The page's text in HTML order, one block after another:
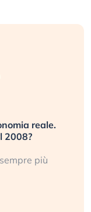
reale.
2008?
più